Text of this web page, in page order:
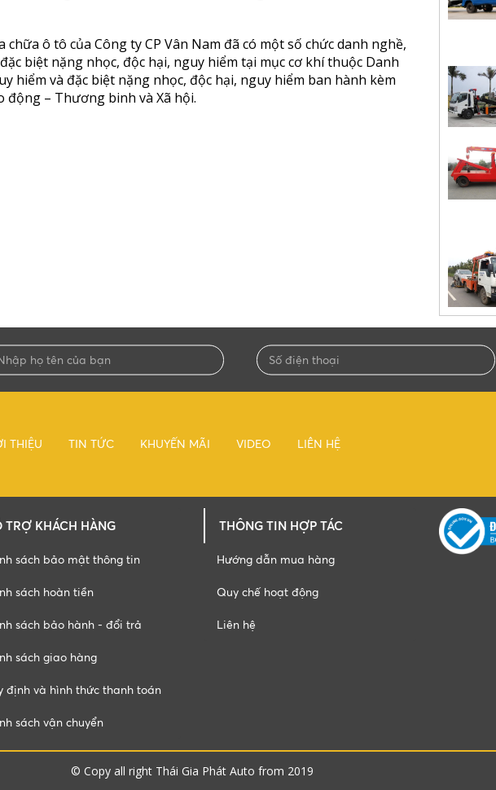
ô tô của Công ty CP Vân Nam đã có một số chức danh nghề,
biệt nặng nhọc, độc hại, nguy hiểm tại mục cơ khí thuộc Danh
hiểm và đặc biệt nặng nhọc, độc hại, nguy hiểm ban hành kèm
động – Thương binh và Xã hội.
THIỆU TIN TỨC KHUYẾN MÃI VIDEO LIÊN HỆ
TRỢ KHÁCH HÀNG
sách bảo mật thông tin
sách hoàn tiền
sách bảo hành - đổi trả
sách giao hàng
định và hình thức thanh toán
sách vận chuyển
THÔNG TIN HỢP TÁC
Hướng dẫn mua hàng
Quy chế hoạt động
Liên hệ
© Copy all right Thái Gia Phát Auto from 2019